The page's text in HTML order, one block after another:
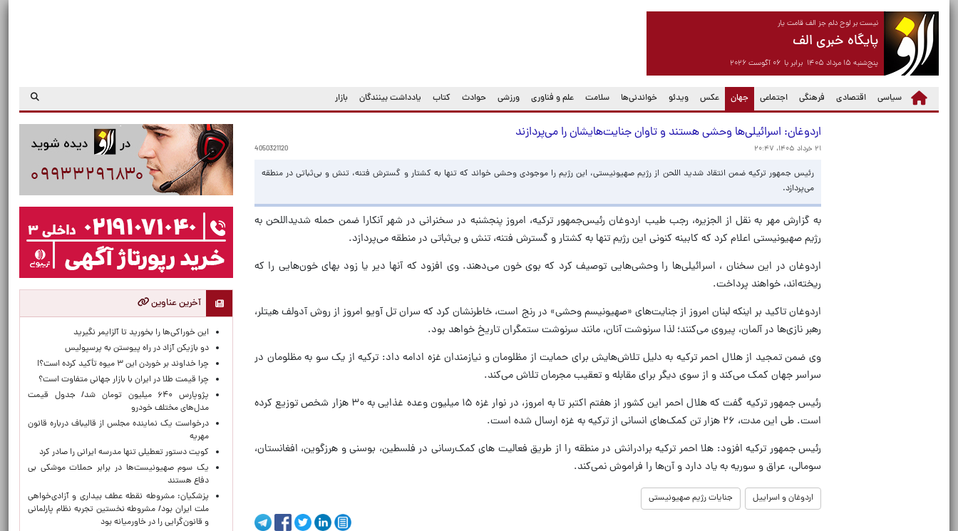
نیست بر لوح دلم جز الف قامت یار
پایگاه خبری الف
پنج‌شنبه ۱۵ مرداد ۱۴۰۵ برابر با ۰۶ آگوست ۲۰۲۶
سیاسی اقتصادی فرهنگی اجتماعی جهان
(current) عکس ویدئو خواندنی‌ها سلامت علم و فناوری ورزشی حوادث کتاب یادداشت بینندگان بازار
اردوغان: اسرائیلی‌ها وحشی هستند و تاوان جنایت‌هایشان را می‌پردازند
۲۱ خرداد ۱۴۰۵، ۲۰:۴۷ 4050321120
رئیس جمهور ترکیه ضمن انتقاد شدید اللحن از رژیم صهیونیستی، این رژیم را موجودی وحشی خواند که تنها به کشتار و گسترش فتنه، تنش و بی‌ثباتی در منطقه
می‌پردازد.
به گزارش مهر به نقل از الجزیره، رجب طیب اردوغان رئیس‌جمهور ترکیه، امروز پنجشنبه در سخنرانی در شهر آنکارا ضمن حمله شدیداللحن به
رژیم صهیونیستی اعلام کرد که کابینه کنونی این رژیم تنها به کشتار و گسترش فتنه، تنش و بی‌ثباتی در منطقه می‌پردازد.
اردوغان در این سخنان ، اسرائیلی‌ها را وحشی‌هایی توصیف کرد که بوی خون می‌دهند. وی افزود که آنها دیر یا زود بهای خون‌هایی را که
ریخته‌اند، خواهند پرداخت.
اردوغان تاکید بر اینکه لبنان امروز از جنایت‌های «صهیونیسم وحشی» در رنج است، خاطرنشان کرد که سران تل آویو امروز از روش آدولف هیتلر،
رهبر نازی‌ها در آلمان، پیروی می‌کنند؛ لذا سرنوشت آنان، مانند سرنوشت ستمگران تاریخ خواهد بود.
وی ضمن تمجید از هلال احمر ترکیه به دلیل تلاش‌هایش برای حمایت از مظلومان و نیازمندان غزه ادامه داد: ترکیه از یک سو به مظلومان در
سراسر جهان کمک می‌کند و از سوی دیگر برای مقابله و تعقیب مجرمان تلاش می‌کند.
رئیس جمهور ترکیه گفت که هلال احمر این کشور از هفتم اکتبر تا به امروز، در نوار غزه ۱۵ میلیون وعده غذایی به ۳۰ هزار شخص توزیع کرده
است. طی این مدت، ۲۶ هزار تن کمک‌های انسانی از ترکیه به غزه ارسال شده است.
رئیس جمهور ترکیه افزود: هلا احمر ترکیه برادرانش در منطقه را از طریق فعالیت های کمک‌رسانی در فلسطین، بوسنی و هرزگوین، افغانستان،
سومالی، عراق و سوریه به یاد دارد و آن‌ها را فراموش نمی‌کند.
اردوغان و اسراییل جنایات رژیم صهیونیستی
آخرین عناوین
این خوراکی‌ها را بخورید تا آلزایمر نگیرید
دو بازیکن آزاد در راه پیوستن به پرسپولیس
چرا خداوند بر خوردن این ۳ میوه تأکید کرده است؟!
چرا قیمت طلا در ایران با بازار جهانی متفاوت است؟
پژوپارس ۶۴۰ میلیون تومان شد/ جدول قیمت
مدل‌های مختلف خودرو
درخواست یک نماینده مجلس از قالیباف درباره قانون
مهریه
کویت دستور تعطیلی تنها مدرسه ایرانی را صادر کرد
یک‌ سوم صهیونیست‌ها در برابر حملات موشکی بی
دفاع هستند
پزشکیان: مشروطه نقطه عطف بیداری و آزادی‌خواهی
ملت ایران بود/ مشروطه نخستین تجربه نظام پارلمانی
و قانون‌گرایی را در خاورمیانه بود